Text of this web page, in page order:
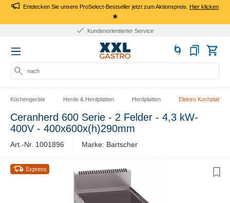
Entdecken Sie unsere ProSelect-Bestseller jetzt zum Aktionspreis.Hier klicken
*
Kundenorientierter Service
nach Pr
Küchengeräte Herde & Herdplatten Herdplatten Elektro Kochplatten
Ceranherd 600 Serie - 2 Felder - 4,3 kW-
400V - 400x600x(h)290mm
Art.-Nr. 1001896 Marke: Bartscher
Express